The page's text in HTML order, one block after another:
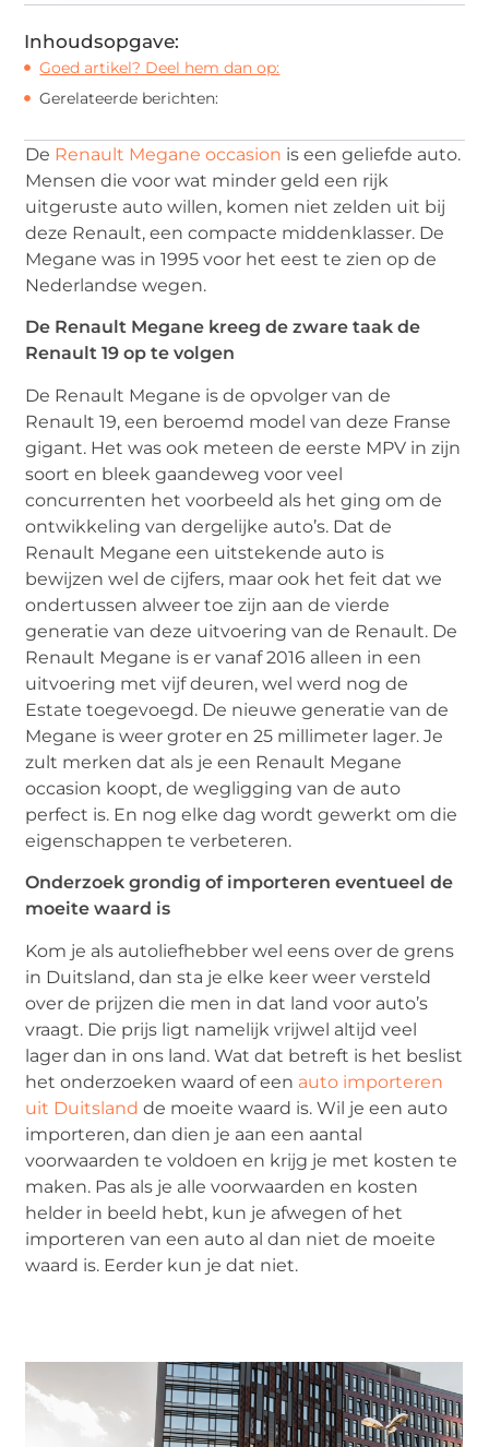
Inhoudsopgave:
Goed artikel? Deel hem dan op:
Gerelateerde berichten:
De Renault Megane occasion is een geliefde auto.
Mensen die voor wat minder geld een rijk
uitgeruste auto willen, komen niet zelden uit bij
deze Renault, een compacte middenklasser. De
Megane was in 1995 voor het eest te zien op de
Nederlandse wegen.
De Renault Megane kreeg de zware taak de
Renault 19 op te volgen
De Renault Megane is de opvolger van de
Renault 19, een beroemd model van deze Franse
gigant. Het was ook meteen de eerste MPV in zijn
soort en bleek gaandeweg voor veel
concurrenten het voorbeeld als het ging om de
ontwikkeling van dergelijke auto’s. Dat de
Renault Megane een uitstekende auto is
bewijzen wel de cijfers, maar ook het feit dat we
ondertussen alweer toe zijn aan de vierde
generatie van deze uitvoering van de Renault. De
Renault Megane is er vanaf 2016 alleen in een
uitvoering met vijf deuren, wel werd nog de
Estate toegevoegd. De nieuwe generatie van de
Megane is weer groter en 25 millimeter lager. Je
zult merken dat als je een Renault Megane
occasion koopt, de wegligging van de auto
perfect is. En nog elke dag wordt gewerkt om die
eigenschappen te verbeteren.
Onderzoek grondig of importeren eventueel de
moeite waard is
Kom je als autoliefhebber wel eens over de grens
in Duitsland, dan sta je elke keer weer versteld
over de prijzen die men in dat land voor auto’s
vraagt. Die prijs ligt namelijk vrijwel altijd veel
lager dan in ons land. Wat dat betreft is het beslist
het onderzoeken waard of een auto importeren
uit Duitsland de moeite waard is. Wil je een auto
importeren, dan dien je aan een aantal
voorwaarden te voldoen en krijg je met kosten te
maken. Pas als je alle voorwaarden en kosten
helder in beeld hebt, kun je afwegen of het
importeren van een auto al dan niet de moeite
waard is. Eerder kun je dat niet.